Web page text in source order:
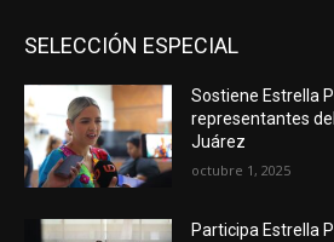
SELECCIÓN ESPECIAL
Sostiene Estrella
representantes
Juárez
octubre 1, 2025
Participa Estrella